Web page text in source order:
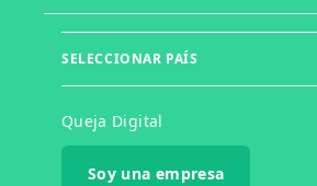
GoTrendier
Total Play
Muebles d'Europe
KIA
Telcel
Didi
SELECCIONAR PAÍS
Queja Digital
Soy una empresa